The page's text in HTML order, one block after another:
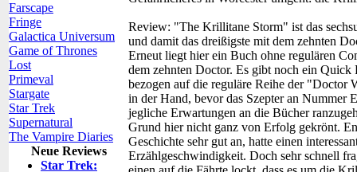
Farscape
Fringe
Galactica Universum
Game of Thrones
Lost
Primeval
Stargate
Star Trek
Supernatural
The Vampire Diaries
Neue Reviews
Star Trek:
Review: "The Krillitane Storm" ist das
und damit das dreißigste mit dem zehnten
Erneut liegt hier ein Buch ohne regulären
dem zehnten Doctor. Es gibt noch ein
bezogen auf die reguläre Reihe der "Doctor
in der Hand, bevor das Szepter an Nummer
jegliche Erwartungen an die Bücher
Grund hier nicht ganz von Erfolg gekrönt.
Geschichte sehr gut an, hatte einen
Erzählgeschwindigkeit. Doch sehr schnell